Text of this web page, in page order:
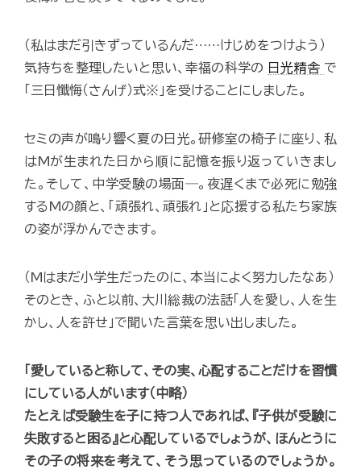
（私はまだ引きずっているんだ……けじめをつけよう）
気持ちを整理したいと思い、幸福の科学の 日光精舎 で
「三日懺悔（さんげ）式※」を受けることにしました。
セミの声が鳴り響く夏の日光。研修室の椅子に座り、私
はMが生まれた日から順に記憶を振り返っていきまし
た。そして、中学受験の場面―。夜遅くまで必死に勉強
するMの顔と、「頑張れ、頑張れ」と応援する私たち家族
の姿が浮かんできます。
（Mはまだ小学生だったのに、本当によく努力したなあ）
そのとき、ふと以前、大川総裁の法話「人を愛し、人を生
かし、人を許せ」で聞いた言葉を思い出しました。
「愛していると称して、その実、心配することだけを習慣
にしている人がいます（中略）
たとえば受験生を子に持つ人であれば、『子供が受験に
失敗すると困る』と心配しているでしょうが、ほんとうに
その子の将来を考えて、そう思っているのでしょうか。